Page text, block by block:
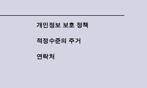
개인정보 보호 정책
적정수준의 주거
연락처